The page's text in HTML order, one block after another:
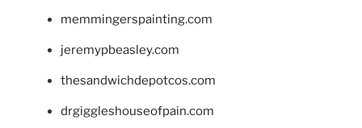
memmingerspainting.com
jeremypbeasley.com
thesandwichdepotcos.com
drgiggleshouseofpain.com